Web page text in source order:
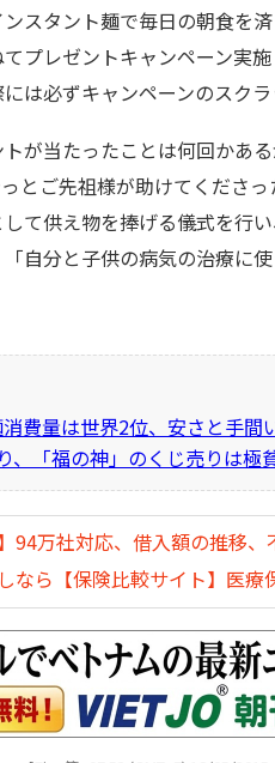
スタント麺で毎日の朝食を済
プレゼントキャンペーン実施
は必ずキャンペーンのスク
が当たったことは何回かあ
とご先祖様が助けてくださ
て供え物を捧げる儀式を行
自分と子供の病気の治療に使
費量は世界2位、安さと手間
、「福の神」のくじ売りは極
94万社対応、借入額の推移
なら【保険比較サイト】医療